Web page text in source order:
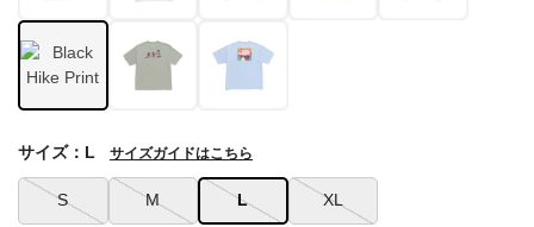
S M L XL
サイズ：L サイズガイドはこちら